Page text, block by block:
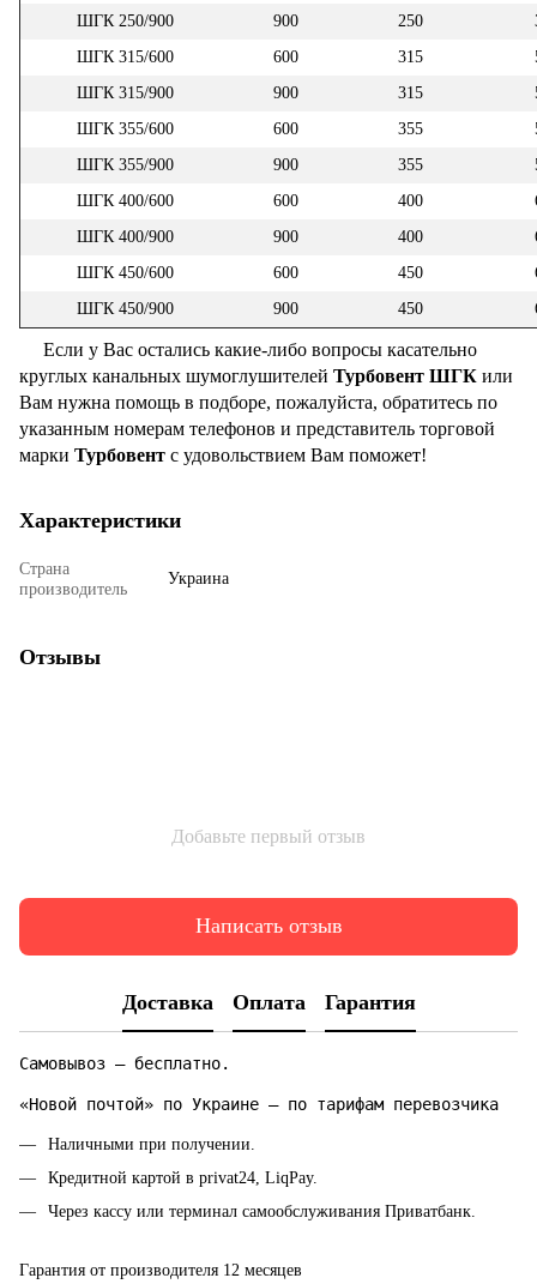
ШГК 250/900 900 250
ШГК 315/600
600 315
ШГК 315/900
900 315
ШГК 355/600
600 355
ШГК 355/900
900 355
ШГК 400/600
600 400
ШГК 400/900
900 400
ШГК 450/600
600 450
ШГК 450/900
900 450
Если у Вас остались какие-либо вопросы касательно
круглых канальных шумоглушителей Турбовент ШГК или
Вам нужна помощь в подборе, пожалуйста, обратитесь по
указанным номерам телефонов и представитель торговой
марки Турбовент с удовольствием Вам поможет!
Характеристики
Страна
производитель
Украина
Отзывы
Добавьте первый отзыв
Написать отзыв
Доставка Оплата Гарантия
Самовывоз — бесплатно.
«Новой почтой» по Украине — по тарифам перевозчика
Наличными при получении.
Кредитной картой в privat24, LiqPay.
Через кассу или терминал самообслуживания Приватбанк.
Гарантия от производителя 12 месяцев